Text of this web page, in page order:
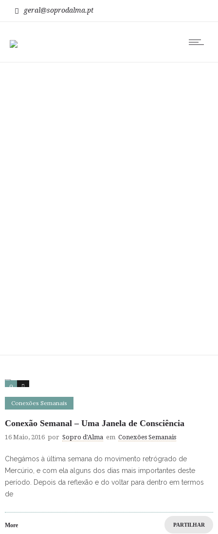
geral@soprodalma.pt
0 0
Conexões Semanais
Conexão Semanal – Uma Janela de Consciência
16 Maio, 2016 por Sopro d'Alma em Conexões Semanais
Chegámos à última semana do movimento retrógrado de
Mercúrio, e com ela alguns dos dias mais importantes deste
período. Depois da reflexão e do voltar para dentro em termos
de
More PARTILHAR